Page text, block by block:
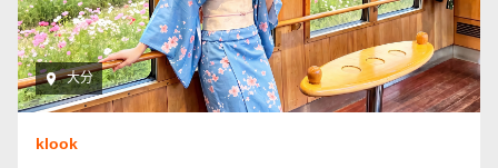
大分
klook